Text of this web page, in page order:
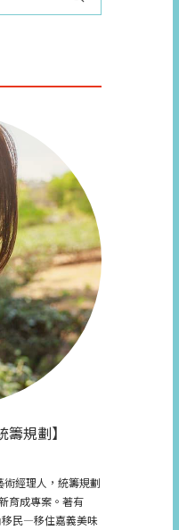
規劃】
經理人，統籌規劃
育成專案。著有
民—移住嘉義美味